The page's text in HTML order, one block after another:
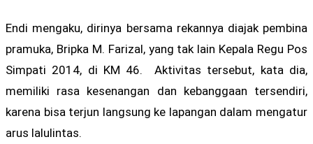
Endi mengaku, dirinya bersama rekannya diajak pembina
pramuka, Bripka M. Farizal, yang tak lain Kepala Regu Pos
Simpati 2014, di KM 46. Aktivitas tersebut, kata dia,
memiliki rasa kesenangan dan kebanggaan tersendiri,
karena bisa terjun langsung ke lapangan dalam mengatur
arus lalulintas.